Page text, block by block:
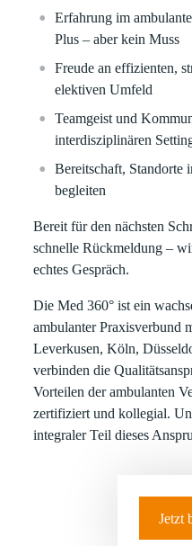
Erfahrung im
Plus – aber kein Muss
Freude an effizienten,
elektiven Umfeld
Teamgeist und
interdisziplinären
Bereitschaft, Standorte
begleiten
Bereit für den nächsten
schnelle Rückmeldung –
echtes Gespräch.
Die Med 360° ist ein
ambulanter Praxisverbund
Leverkusen, Köln,
verbinden die
Vorteilen der ambulanten
zertifiziert und kollegial.
integraler Teil dieses
Jetzt